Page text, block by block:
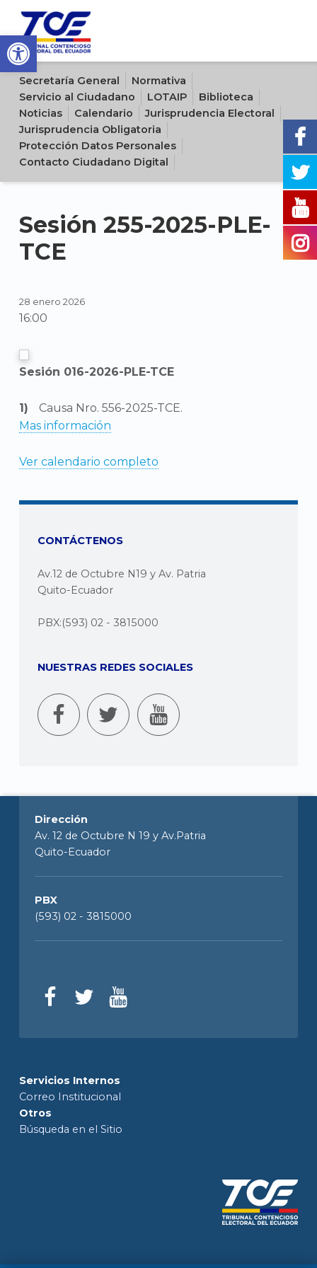
Open toolbar
Sitio oficial del Tribunal Contencioso Electoral del Ecuador
Secretaría General
Normativa
Servicio al Ciudadano
LOTAIP
Biblioteca
Noticias
Calendario
Jurisprudencia Electoral
Jurisprudencia Obligatoria
Protección Datos Personales
Contacto Ciudadano Digital
Sesión 255-2025-PLE-
TCE
28 enero 2026
16:00
Sesión 016-2026-PLE-TCE
Causa Nro. 556-2025-TCE.
Mas información
Ver calendario completo
CONTÁCTENOS
Av.12 de Octubre N19 y Av. Patria
Quito-Ecuador
PBX:(593) 02 - 3815000
NUESTRAS REDES SOCIALES
Dirección
Av. 12 de Octubre N 19 y Av.Patria
Quito-Ecuador
PBX
(593) 02 - 3815000
Servicios Internos
Correo Institucional
Otros
Búsqueda en el Sitio